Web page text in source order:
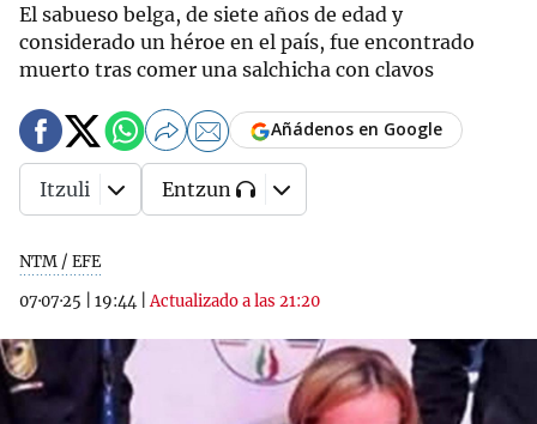
El sabueso belga, de siete años de edad y
considerado un héroe en el país, fue encontrado
muerto tras comer una salchicha con clavos
NTM / EFE
07·07·25
19:44 |Actualizado a las 21:20
Añádenos en Google
Itzuli Entzun